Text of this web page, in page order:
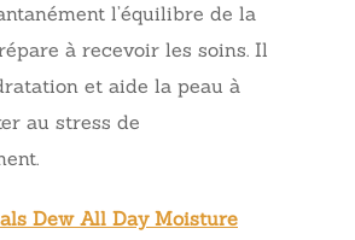
l’équilibre de la
à recevoir les soins. Il
et aide la peau à
au stress de
Dew All Day Moisture